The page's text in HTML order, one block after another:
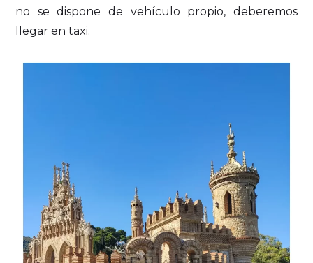
no se dispone de vehículo propio, deberemos
llegar en taxi.